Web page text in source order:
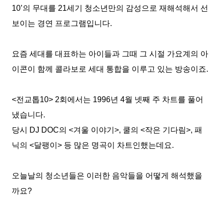
10’의 무대를 21세기 청소년만의 감성으로 재해석해서 선
보이는 경연 프로그램입니다.
요즘 세대를 대표하는 아이들과 그때 그 시절 가요계의 아
이콘이 함께 콜라보로 세대 통합을 이루고 있는 방송이죠.
<전교톱10> 2회에서는 1996년 4월 넷째 주 차트를 풀어
냈습니다.
당시
DJ DOC의 <겨울 이야기 >, 쿨의 <작은 기다림>, 패
닉의 <달팽이 > 등 많은 명곡이 차트인했는데요.
오늘날의 청소년들은 이러한 음악들을 어떻게 해석했을
까요?